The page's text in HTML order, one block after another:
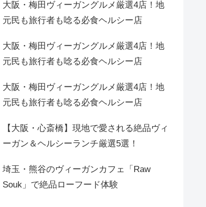
大阪・梅田ヴィーガングルメ厳選4店！地
元民も旅行者も唸る必食ヘルシー店
大阪・梅田ヴィーガングルメ厳選4店！地
元民も旅行者も唸る必食ヘルシー店
大阪・梅田ヴィーガングルメ厳選4店！地
元民も旅行者も唸る必食ヘルシー店
【大阪・心斎橋】現地で愛される絶品ヴィ
ーガン＆ヘルシーランチ厳選5選！
埼玉・熊谷のヴィーガンカフェ「Raw
Souk」で絶品ローフード体験